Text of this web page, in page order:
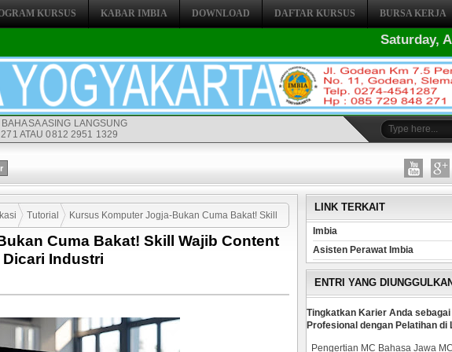
KURSUS KABAR IMBIA DOWNLOAD DAFTAR KURSUS BURSA KERJA
Saturday,
ASING LANGSUNG
ATAU 0812 2951 1329
Tutorial Kursus Komputer Jogja-Bukan Cuma Bakat! Skill
IndustriCuma Bakat! Skill Wajib Content
Industri
LINK TERKAIT
Imbia
Asisten Perawat Imbia
ENTRI YANG DIUNGGULKAN
Tingkatkan Karier Anda
Profesional dengan Pelatihan di
Pengertian MC Bahasa Jawa